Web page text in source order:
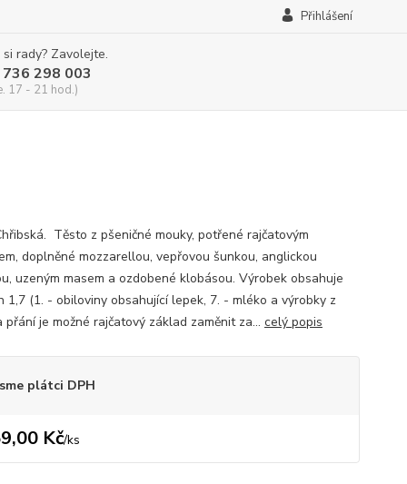
Přihlášení
rady? Zavolejte.
298 003
17 - 21 hod.)
Těsto z pšeničné mouky, potřené rajčatovým
doplněné mozzarellou, vepřovou šunkou, anglickou
uzeným masem a ozdobené klobásou. Výrobek obsahuje
1,7 (1. - obiloviny obsahující lepek, 7. - mléko a výrobky z
přání je možné rajčatový základ zaměnit za... celý popis
plátci DPH
Kč/ks